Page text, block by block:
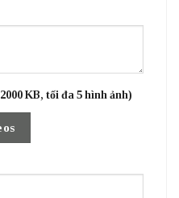
KB, tối đa 5 hình ảnh)